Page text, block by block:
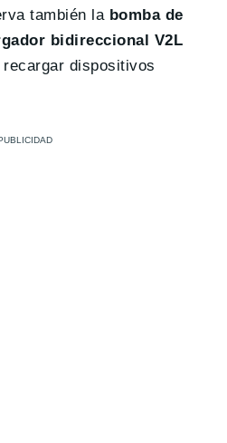
también la bomba de
bidireccional V2L
dispositivos